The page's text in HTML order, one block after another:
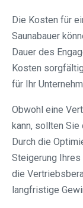
Die Kosten für
Saunabauer
Dauer des
Kosten
für Ihr
Obwohl eine
kann, sollten
Durch die
Steigerung
die
langfristige